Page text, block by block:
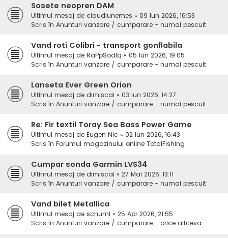
Sosete neopren DAM
Ultimul mesaj de claudiunemes « 09 Iun 2026, 16:53
Scris în Anunturi vanzare / cumparare - numai pescuit
Vand roti Colibri - transport gonflabila
Ultimul mesaj de RaPpSodIq « 05 Iun 2026, 19:05
Scris în Anunturi vanzare / cumparare - numai pescuit
Lanseta Ever Green Orion
Ultimul mesaj de dimiscai « 03 Iun 2026, 14:27
Scris în Anunturi vanzare / cumparare - numai pescuit
Re: Fir textil Toray Sea Bass Power Game
Ultimul mesaj de Eugen Nic « 02 Iun 2026, 16:43
Scris în Forumul magazinului online TotalFishing
Cumpar sonda Garmin LVS34
Ultimul mesaj de dimiscai « 27 Mai 2026, 13:11
Scris în Anunturi vanzare / cumparare - numai pescuit
Vand bilet Metallica
Ultimul mesaj de schumi « 25 Apr 2026, 21:55
Scris în Anunturi vanzare / cumparare - orice altceva